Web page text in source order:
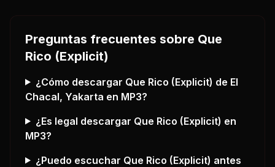
Preguntas frecuentes sobre Que
Rico (Explicit)
¿Cómo descargar Que Rico (Explicit) de El
Chacal, Yakarta en MP3?
¿Es legal descargar Que Rico (Explicit) en
MP3?
¿Puedo escuchar Que Rico (Explicit) antes